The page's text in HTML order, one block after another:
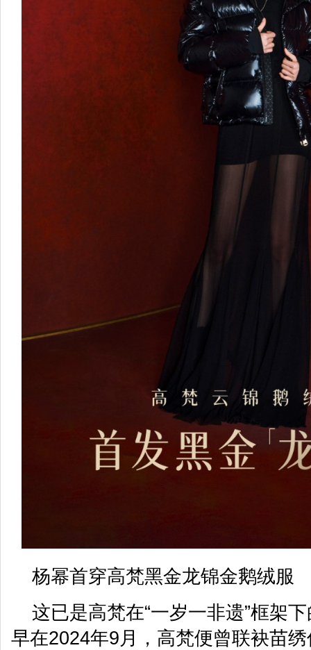
杨幂首穿高梵黑金龙锦金鹅绒服
这已是高梵在“一岁一非遗”框架
早在2024年9月，高梵便曾联袂苗